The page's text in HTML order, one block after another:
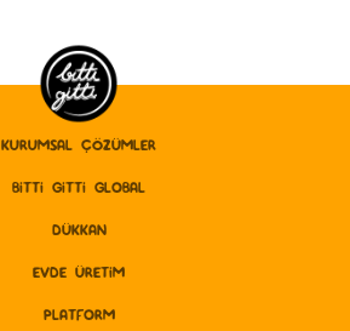
KURUMSAL ÇÖZÜMLER
BITTI GITTI GLOBAL
DÜKKAN
EVDE ÜRETİM
PLATFORM